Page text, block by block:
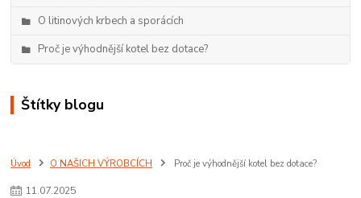
O litinových krbech a sporácích
Proč je výhodnější kotel bez dotace?
Štítky blogu
Úvod O NAŠICH VÝROBCÍCH Proč je výhodnější kotel bez dotace?
11.07.2025